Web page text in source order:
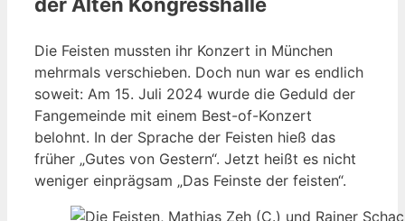
Die Feisten mussten ihr Konzert in München
mehrmals verschieben. Doch nun war es endlich
soweit: Am 15. Juli 2024 wurde die Geduld der
Fangemeinde mit einem Best-of-Konzert
belohnt. In der Sprache der Feisten hieß das
früher „Gutes von Gestern“. Jetzt heißt es nicht
weniger einprägsam „Das Feinste der feisten“.